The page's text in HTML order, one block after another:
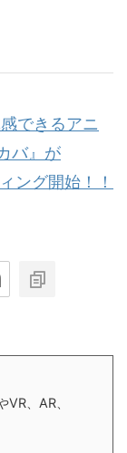
できるアニ
バ』が
ング開始！！
、AR、